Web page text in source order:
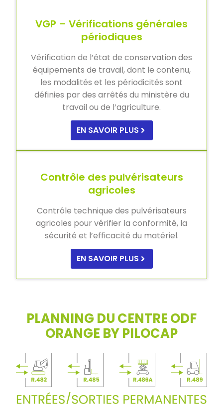
VGP – Vérifications générales
périodiques
Vérification de l’état de conservation des
équipements de travail, dont le contenu,
les modalités et les périodicités sont
définies par des arrêtés du ministère du
travail ou de l’agriculture.
EN SAVOIR PLUS
Contrôle des pulvérisateurs
agricoles
Contrôle technique des pulvérisateurs
agricoles pour vérifier la conformité, la
sécurité et l’efficacité du matériel.
EN SAVOIR PLUS
PLANNING DU CENTRE ODF
ORANGE BY PILOCAP